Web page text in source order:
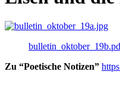
Zu “Poetische Notizen”